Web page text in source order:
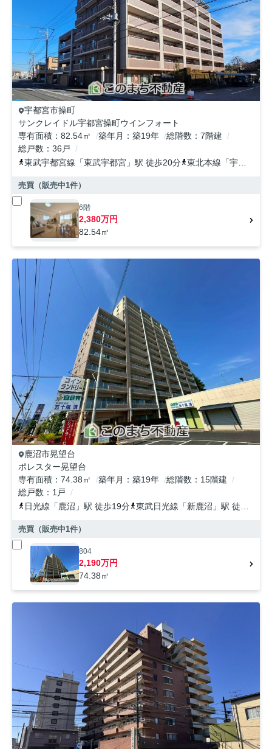
宇都宮市操町
サンクレイドル宇都宮操町ウインフォート
専有面積
82.54㎡ 築年月 築19年 総階数
7階建
総戸数
36戸
東武宇都宮線 「東武宇都宮 」駅 徒歩20分 東北本線 「宇都宮
売買（販売中1件）
6階
2,380万円
82.54㎡
鹿沼市晃望台
ポレスター晃望台
専有面積
74.38㎡ 築年月 築19年 総階数
15階建
総戸数
1戸
日光線 「 鹿沼 」駅 徒歩19分 東武日光線 「新鹿沼 」駅 徒歩28分
売買（販売中1件）
804
2,190万円
74.38㎡